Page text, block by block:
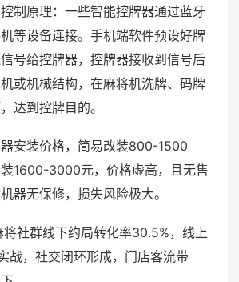
制原理：一些智能控牌器通过蓝牙
等设备连接。手机端软件预设好牌
号给控牌器，控牌器接收到信号后
或机械结构，在麻将机洗牌、码牌
达到控牌目的。
安装价格，简易改装800-1500
1600-3000元，价格虚高，且无售
器无保修，损失风险极大。
社群线下约局转化率30.5%，线上
战，社交闭环形成，门店客流带